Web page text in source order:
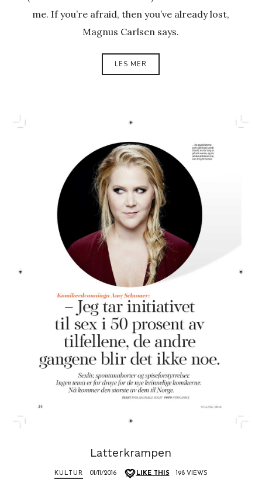
me. If you’re afraid, then you’ve already lost,
Magnus Carlsen says.
LES MER
Latterkrampen
KULTUR 01/11/2016 LIKE THIS 198 VIEWS